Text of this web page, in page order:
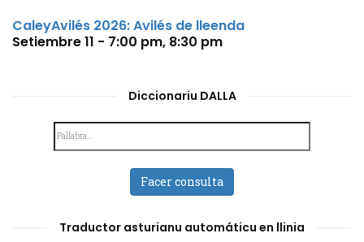
CaleyAvilés 2026: Avilés de lleenda
Setiembre 11 - 7:00 pm, 8:30 pm
Diccionariu DALLA
Facer consulta
Traductor asturianu automáticu en llinia